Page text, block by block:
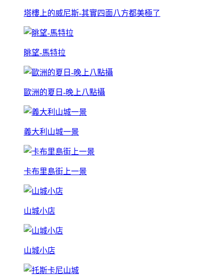
塔樓上的威尼斯-其實四面八方都美極了
眺望-馬特拉
歐洲的夏日-晚上八點攝
義大利山城一景
卡布里島街上一景
山城小店
山城小店